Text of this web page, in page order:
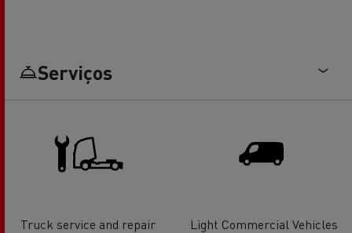
Serviços
Truck service and repair
Light Commercial Vehicles